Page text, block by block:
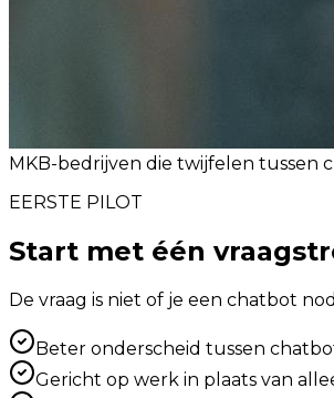
MKB-bedrijven die twijfelen tussen
EERSTE PILOT
Start met één
De vraag is niet of je een chatbot
Beter onderscheid tussen
Gericht op werk in plaats van